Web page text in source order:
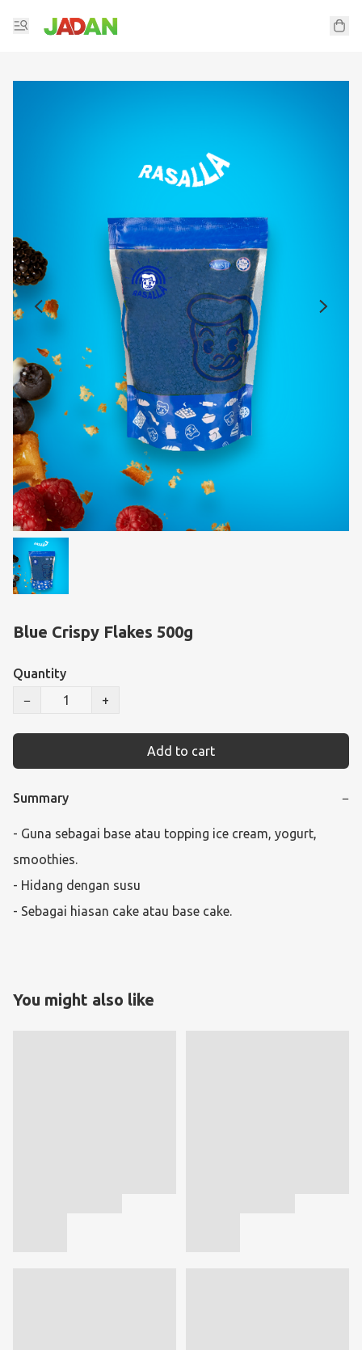
Blue Crispy Flakes 500g
Quantity
−
+
Add to cart
Summary −
- Guna sebagai base atau topping ice cream, yogurt,
smoothies.
- Hidang dengan susu
- Sebagai hiasan cake atau base cake.
You might also like